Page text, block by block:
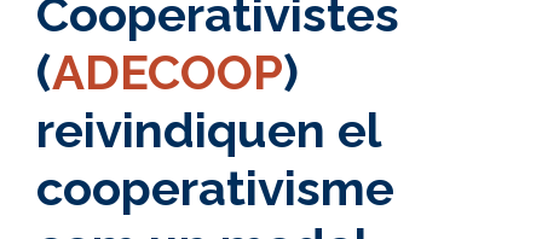
Cooperativistes
(ADECOOP)
reivindiquen el
cooperativisme